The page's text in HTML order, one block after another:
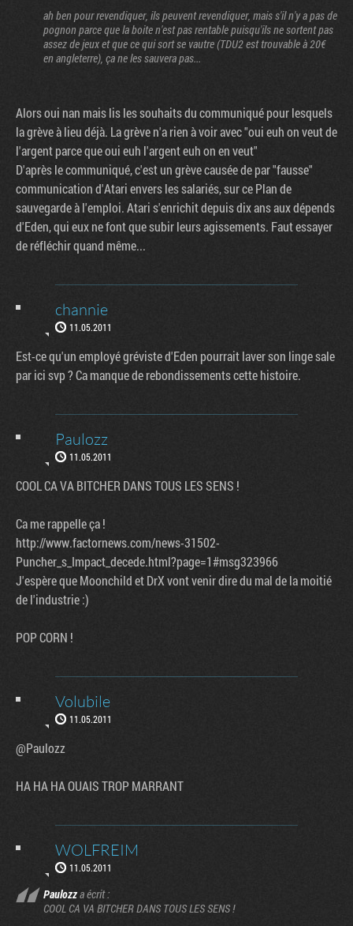
ah ben pour revendiquer, ils peuvent revendiquer, mais s'il n'y a pas de
pognon parce que la boite n'est pas rentable puisqu'ils ne sortent pas
assez de jeux et que ce qui sort se vautre (TDU2 est trouvable à 20€
en angleterre), ça ne les sauvera pas...
Alors oui nan mais lis les souhaits du communiqué pour lesquels
la grève à lieu déjà. La grève n'a rien à voir avec "oui euh on veut de
l'argent parce que oui euh l'argent euh on en veut"
D'après le communiqué, c'est un grève causée de par "fausse"
communication d'Atari envers les salariés, sur ce Plan de
sauvegarde à l'emploi. Atari s'enrichit depuis dix ans aux dépends
d'Eden, qui eux ne font que subir leurs agissements. Faut essayer
de réfléchir quand même...
channie
11.05.2011
Est-ce qu'un employé gréviste d'Eden pourrait laver son linge sale
par ici svp ? Ca manque de rebondissements cette histoire.
Paulozz
11.05.2011
COOL CA VA BITCHER DANS TOUS LES SENS !
Ca me rappelle ça !
http://www.factornews.com/news-31502-
Puncher_s_Impact_decede.html?page=1#msg323966
J'espère que Moonchild et DrX vont venir dire du mal de la moitié
de l'industrie :)
POP CORN !
Volubile
11.05.2011
@Paulozz
HA HA HA OUAIS TROP MARRANT
WOLFREIM
11.05.2011
Paulozza écrit :
COOL CA VA BITCHER DANS TOUS LES SENS !